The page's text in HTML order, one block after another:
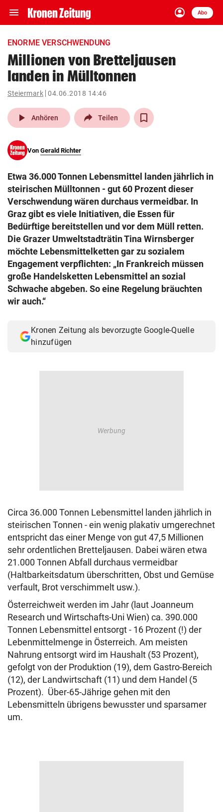
menu Navigation
ein-/ausklappen
account_circle
Anmelden
Abo
close Schließen
account_circle Anmelden
pin_drop
Wien arrow_right
search
eingeben
© Krone Multimedia GmbH & Co KG 2026
Muthgasse 2, 1190 Wien
ENORME VERSCHWENDUNG
Millionen von Bretteljausen
landen in Mülltonnen
Steiermark 04.06.2018 14:46
play_arrow Anhören Teilen
Von Gerald Richter
Etwa 36.000 Tonnen Lebensmittel landen jährlich in
steirischen Mülltonnen - gut 60 Prozent dieser
Verschwendung wären durchaus vermeidbar. In
Graz gibt es viele Initiativen, die Essen für
Bedürftige bereitstellen und vor dem Müll retten.
Die Grazer Umweltstadträtin Tina Wirnsberger
möchte Lebensmittelketten gar zu sozialem
Engagement verpflichten: „In Frankreich müssen
große Handelsketten Lebensmittel an sozial
Schwache abgeben. So eine Regelung bräuchten
wir auch.“
Kronen Zeitung als bevorzugte Google-Quelle
hinzufügen
Circa 36.000 Tonnen Lebensmittel landen jährlich in
steirischen Tonnen - ein wenig plakativ umgerechnet
entspricht das einer Menge von gut 47,5 Millionen
sehr ordentlichen Bretteljausen. Dabei wären etwa
21.000 Tonnen Abfall durchaus vermeidbar
(Haltbarkeitsdatum überschritten, Obst und Gemüse
verfault, Brot verschimmelt usw.).
Österreichweit werden im Jahr (laut Joanneum
Research und Wirtschafts-Uni Wien) ca. 390.000
Tonnen Lebensmittel entsorgt - 16 Prozent (!) der
Lebenmittelmenge in Österreich. Am meisten
Nahrung entsorgt wird im Haushalt (53 Prozent),
gefolgt von der Produktion (19), dem Gastro-Bereich
(12), der Landwirtschaft (11) und dem Handel (5
Prozent). Über-65-Jährige gehen mit den
Lebensmitteln übrigens bewusster und sparsamer
um.